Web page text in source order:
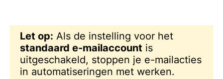
Let op: Als de instelling voor het
standaard e-mailaccount is
uitgeschakeld, stoppen je e-mailacties
in automatiseringen met werken.